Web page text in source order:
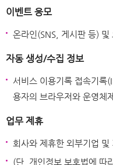
이벤트 응모
온라인(SNS, 게시판 등) 및
자동 생성/수집 정보
서비스 이용기록 접속기록
용자의 브라우저와 운영체
업무 제휴
회사와 제휴한 외부기업 및
(단, 개인정보 보호법에 따